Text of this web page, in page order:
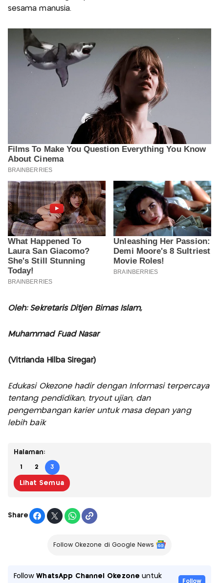
sesama manusia.
Oleh: Sekretaris Ditjen Bimas Islam,
Muhammad Fuad Nasar
(Vitrianda Hilba Siregar)
Edukasi Okezone hadir dengan Informasi terpercaya
tentang pendidikan, tryout ujian, dan
pengembangan karier untuk masa depan yang
lebih baik
Halaman:
1 2 3
Lihat Semua
Share
Follow Okezone di Google News
FollowWhatsApp Channel Okezone untuk
Follow